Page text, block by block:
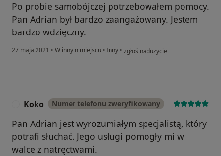
Po próbie samobójczej potrzebowałem pomocy.
Pan Adrian był bardzo zaangażowany. Jestem
bardzo wdzięczny.
27 maja 2021 • W innym miejscu • Inny • w opinii użytkownika RS
zgłoś nadużycie
Koko Numer telefonu zweryfikowany
Pan Adrian jest wyrozumiałym specjalistą, który
potrafi słuchać. Jego usługi pomogły mi w
walce z natręctwami.